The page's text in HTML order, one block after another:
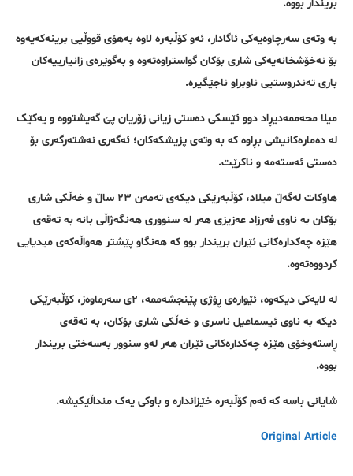
بریندار بووە.
بە وتەی سەرچاوەیەکی ئاگادار، ئەو کۆڵبەرە لاوە بەهۆی قووڵیی برینەکەیەوە
بۆ نەخۆشخانەیەکی شاری بۆکان گواستراوەتەوە و بەگوێرەی زانیارییەکان
باری تەندروستیی ناوبراو ناجێگیرە.
میلا محەممەدیڕاد دوو ئێسکی دەستی زیانی زۆریان پێ گەیشتووە و یەکێک
لە دەمارەکانیشی بڕاوە کە بە وتەی پزیشکەکان؛ ئەگەری نەشتەرگەری بۆ
دەستی ئەستەمە و ناکرێت.
هاوکات لەگەڵ میلاد، کۆڵبەرێکی دیکەی تەمەن ٢٣ ساڵ و خەڵکی شاری
بۆکان بە ناوی فەرزاد عەزیزی هەر لە سنووری هەنگەژاڵی بانە بە تەقەی
هێزە چەکدارەکانی ئێران بریندار بوو کە هەنگاو پێشتر هەواڵەکەی میدیایی
کردووەتەوە.
لە لایەکی دیکەوە، ئێوارەی ڕۆژی پێنجشەممە، ٢ی سەرماوەز، کۆڵبەرێکی
دیکە بە ناوی ئیسماعیل ناسری و خەڵکی شاری بۆکان، بە تەقەی
ڕاستەوخۆی هێزە چەکدارەکانی ئێران هەر لەو سنوور بەسەختی بریندار
بووە.
شایانی باسە کە ئەم کۆڵبەرە خێزاندارە و باوکی یەک منداڵێکیشە.
Original Article